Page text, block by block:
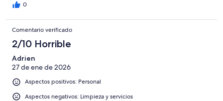
0
Comentario verificado
2/10 Horrible
Adrien
27 de ene de 2026
Aspectos positivos: Personal
Aspectos negativos: Limpieza y servicios